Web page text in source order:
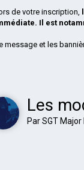
de votre inscription,
Il est
message et les
Les
ParSGT